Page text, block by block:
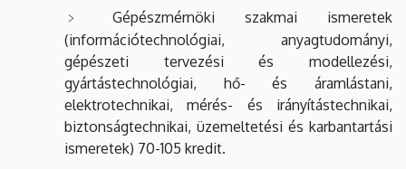
Gépészmérnöki szakmai ismeretek
(információtechnológiai, anyagtudományi,
gépészeti tervezési és modellezési,
gyártástechnológiai, hő- és áramlástani,
elektrotechnikai, mérés- és irányítástechnikai,
biztonságtechnikai, üzemeltetési és karbantartási
ismeretek) 70-105 kredit.